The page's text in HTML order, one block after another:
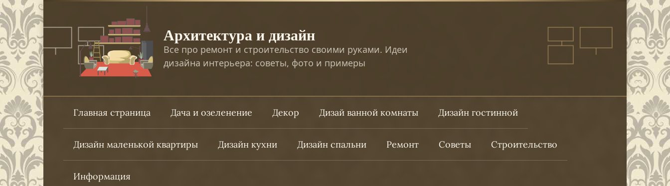
Перейти
к
контенту
Архитектура и дизайн
Все про ремонт и строительство своими руками. Идеи
дизайна интерьера: советы, фото и примеры
Главная страница Дача и озеленение Декор Дизай ванной комнаты Дизайн гостинной
Дизайн маленькой квартиры Дизайн кухни Дизайн спальни Ремонт Советы Строительство
Информация